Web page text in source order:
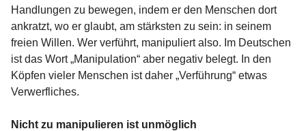
Handlungen zu bewegen, indem er den Menschen dort
ankratzt, wo er glaubt, am stärksten zu sein: in seinem
freien Willen. Wer verführt, manipuliert also. Im Deutschen
ist das Wort „Manipulation“ aber negativ belegt. In den
Köpfen vieler Menschen ist daher „Verführung“ etwas
Verwerfliches.
Nicht zu manipulieren ist unmöglich